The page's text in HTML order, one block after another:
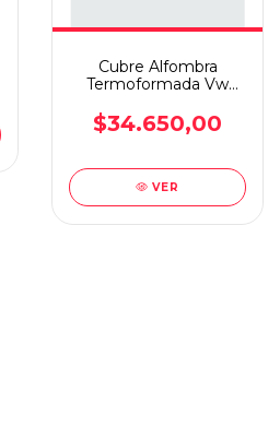
Cubre Alfombra
Termoformada Vw
$34.650,00
VER